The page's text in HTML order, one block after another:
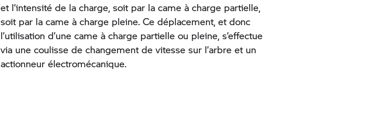
et l’intensité de la charge, soit par la came à charge partielle,
soit par la came à charge pleine. Ce déplacement, et donc
l’utilisation d’une came à charge partielle ou pleine, s’effectue
via une coulisse de changement de vitesse sur l’arbre et un
actionneur électromécanique.